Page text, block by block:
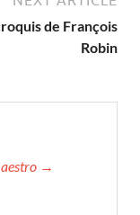
de François
Robin
→